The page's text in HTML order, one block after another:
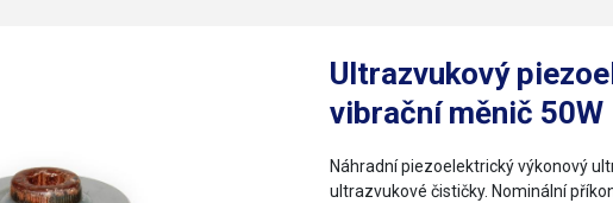
Ultrazvukový
vibrační měnič 50W
Náhradní piezoelektrický výkonový
ultrazvukové čističky. Nominální